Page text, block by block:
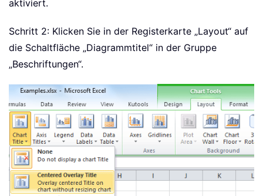
aktiviert.
Schritt 2: Klicken Sie in der Registerkarte „Layout“ auf
die Schaltfläche „Diagrammtitel“ in der Gruppe
„Beschriftungen“.